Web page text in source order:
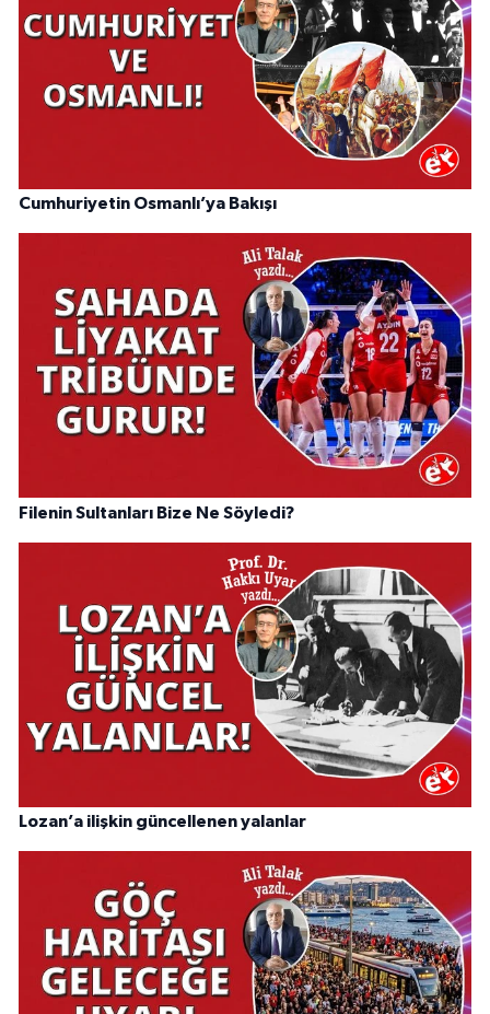
Cumhuriyetin Osmanlı’ya Bakışı
Filenin Sultanları Bize Ne Söyledi?
Lozan’a ilişkin güncellenen yalanlar